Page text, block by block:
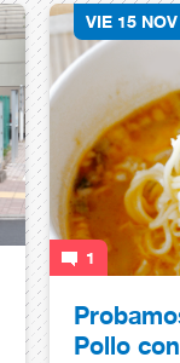
VIE 15
1
Pollo